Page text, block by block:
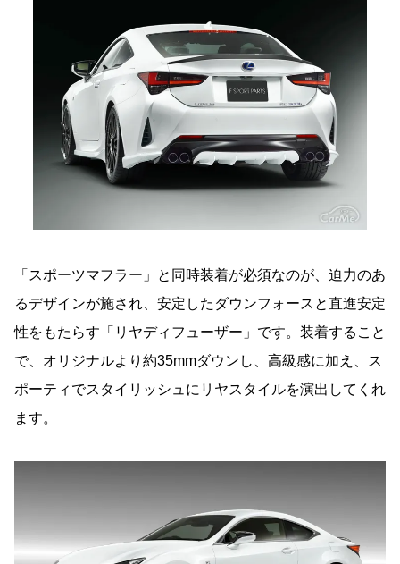
「スポーツマフラー」と同時装着が必須なのが、迫力のあ
るデザインが施され、安定したダウンフォースと直進安定
性をもたらす「リヤディフューザー」です。装着すること
で、オリジナルより約35mmダウンし、高級感に加え、ス
ポーティでスタイリッシュにリヤスタイルを演出してくれ
ます。